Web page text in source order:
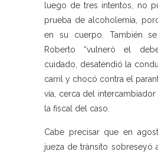
luego de tres intentos, no
prueba de alcoholemia,
en su cuerpo. También
Roberto “vulneró el
cuidado, desatendió la
carril y chocó contra el
vía, cerca del intercambiador
la fiscal del caso.
Cabe precisar que en
jueza de tránsito sobreseyó